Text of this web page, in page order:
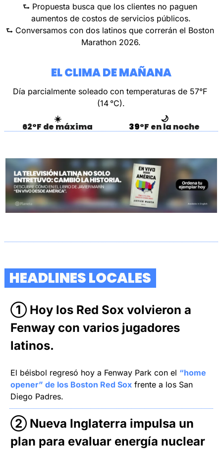
⮑ Propuesta busca que los clientes no paguen
aumentos de costos de servicios públicos.
⮑ Conversamos con dos latinos que correrán el Boston
Marathon 2026.
EL CLIMA DE MAÑANA
Día parcialmente soleado con temperaturas de 57°F
(14 °C).
☀️
62°F de máxima
🌙
39°F en la noche
  HEADLINES LOCALES
① Hoy los Red Sox volvieron a
Fenway con varios jugadores
latinos.
El béisbol regresó hoy a Fenway Park con el “home
opener” de los Boston Red Sox frente a los San
Diego Padres.
② Nueva Inglaterra impulsa un
plan para evaluar energía nuclear